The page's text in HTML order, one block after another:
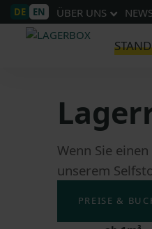
DE EN ÜBER UNS
Wenn Sie
unserem
PREISE &